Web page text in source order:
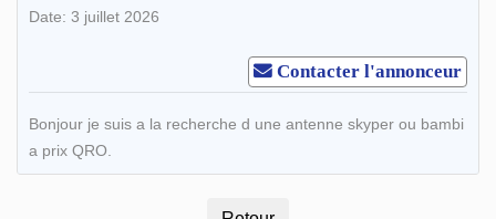
Date: 3 juillet 2026
Contacter l'annonceur
Bonjour je suis a la recherche d une antenne skyper ou bambi
a prix QRO.